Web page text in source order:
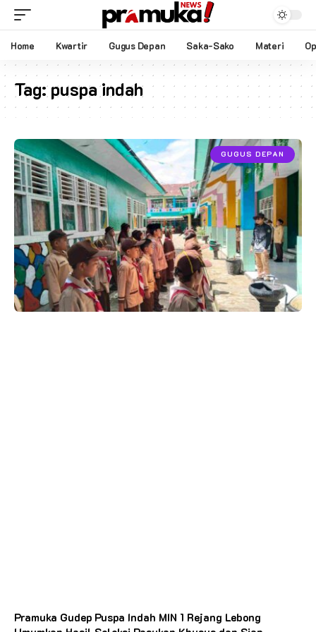
Home Kwartir Gugus Depan Saka-Sako Materi
Tag:puspa indah
GUGUS DEPAN
Pramuka Gudep Puspa Indah MIN 1 Rejang Lebong